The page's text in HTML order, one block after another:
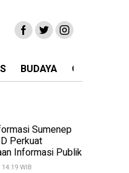
BUDAYA OPINI
Sumenep
Perkuat
Informasi Publik
WIB